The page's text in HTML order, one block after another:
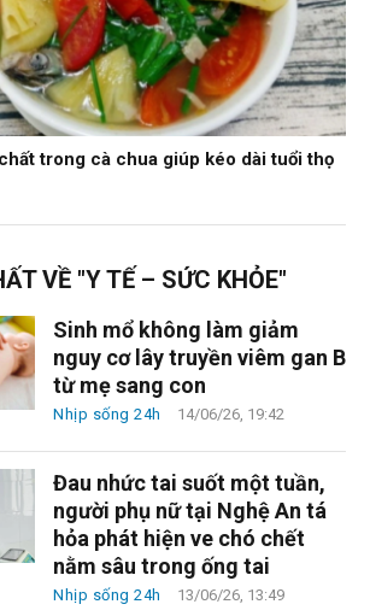
trong cà chua giúp kéo dài tuổi thọ
VỀ "Y TẾ – SỨC KHỎE"
Sinh mổ không làm giảm
nguy cơ lây truyền viêm gan B
từ mẹ sang con
Nhịp sống 24h 14/06/26, 19:42
Đau nhức tai suốt một tuần,
người phụ nữ tại Nghệ An tá
hỏa phát hiện ve chó chết
nằm sâu trong ống tai
Nhịp sống 24h 13/06/26, 13:49